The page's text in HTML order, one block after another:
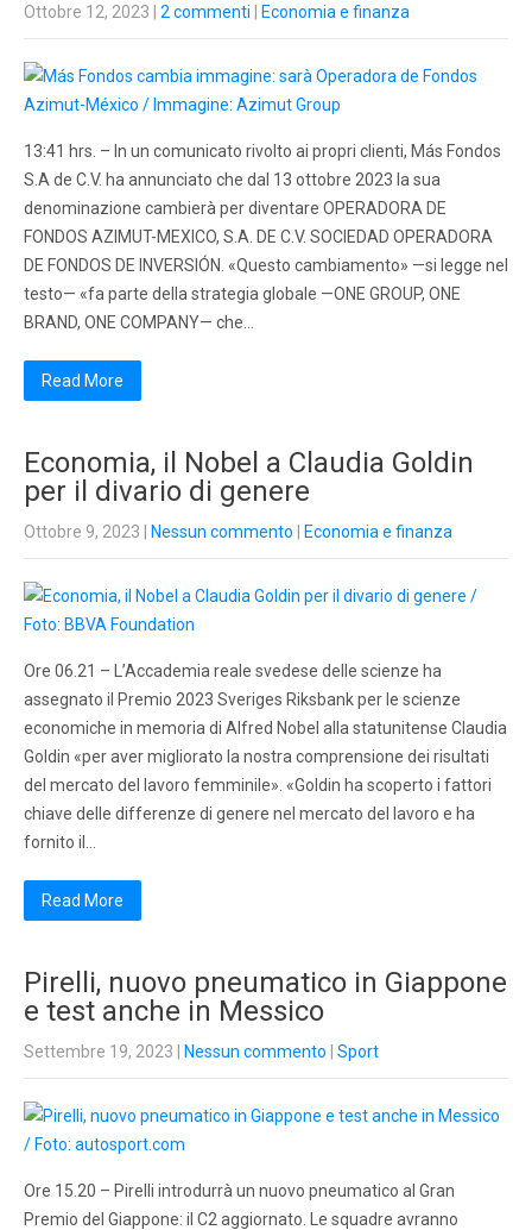
Ottobre 12, 2023 2 commenti Economia e finanza
13:41 hrs. – In un comunicato rivolto ai propri clienti, Más Fondos
S.A de C.V. ha annunciato che dal 13 ottobre 2023 la sua
denominazione cambierà per diventare OPERADORA DE
FONDOS AZIMUT-MEXICO, S.A. DE C.V. SOCIEDAD OPERADORA
DE FONDOS DE INVERSIÓN. «Questo cambiamento» —si legge nel
testo— «fa parte della strategia globale —ONE GROUP, ONE
BRAND, ONE COMPANY— che…
Read More
Economia, il Nobel a Claudia Goldin
per il divario di genere
Ottobre 9, 2023 Nessun commento Economia e finanza
Ore 06.21 – L’Accademia reale svedese delle scienze ha
assegnato il Premio 2023 Sveriges Riksbank per le scienze
economiche in memoria di Alfred Nobel alla statunitense Claudia
Goldin «per aver migliorato la nostra comprensione dei risultati
del mercato del lavoro femminile». «Goldin ha scoperto i fattori
chiave delle differenze di genere nel mercato del lavoro e ha
fornito il…
Read More
Pirelli, nuovo pneumatico in Giappone
e test anche in Messico
Settembre 19, 2023 Nessun commento Sport
Ore 15.20 – Pirelli introdurrà un nuovo pneumatico al Gran
Premio del Giappone: il C2 aggiornato. Le squadre avranno